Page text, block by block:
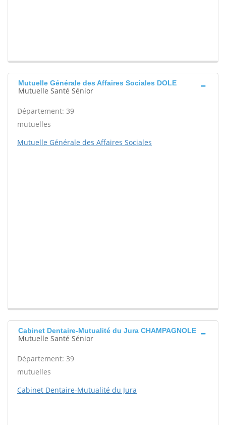
Mutuelle Générale des Affaires Sociales DOLE
Mutuelle Santé Sénior
Département: 39
mutuelles
Mutuelle Générale des Affaires Sociales
Cabinet Dentaire-Mutualité du Jura CHAMPAGNOLE
Mutuelle Santé Sénior
Département: 39
mutuelles
Cabinet Dentaire-Mutualité du Jura